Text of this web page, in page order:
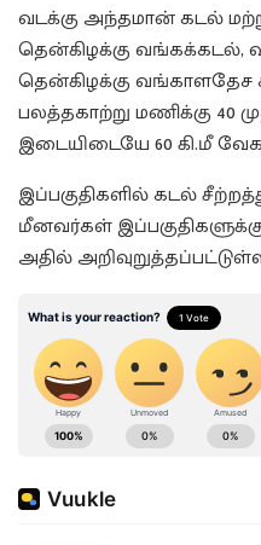
வடக்கு அந்தமான் கடல்
தென்கிழக்கு வங்கக்கடல்,
தென்கிழக்கு வங்காளதேச
பலத்தகாற்று மணிக்கு 40
இடையிடையே 60 கி.மீ
இப்பகுதிகளில் கடல்
மீனவர்கள்
அதில்